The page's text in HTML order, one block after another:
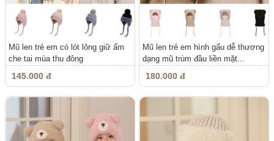
Mũ len trẻ em có lót lông giữ ấm
che tai mùa thu đông
145.000 đ
Mũ len trẻ em hình gấu dễ thương
dạng mũ trùm đầu liền mặt...
180.000 đ